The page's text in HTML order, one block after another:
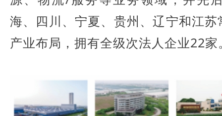
海、四川、宁夏、贵州、辽宁和江
产业布局，拥有全级次法人企业22家